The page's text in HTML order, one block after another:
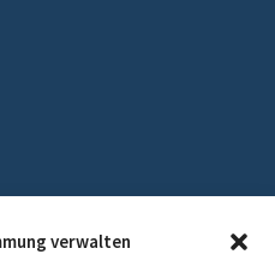
verwalten